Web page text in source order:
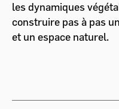
les dynamiques
construire pas à pas
et un espace naturel.